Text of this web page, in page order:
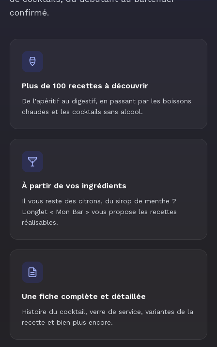
confirmé.
Plus de 100 recettes à découvrir
De l'apéritif au digestif, en passant par les boissons
chaudes et les cocktails sans alcool.
À partir de vos ingrédients
Il vous reste des citrons, du sirop de menthe ?
L'onglet « Mon Bar » vous propose les recettes
réalisables.
Une fiche complète et détaillée
Histoire du cocktail, verre de service, variantes de la
recette et bien plus encore.